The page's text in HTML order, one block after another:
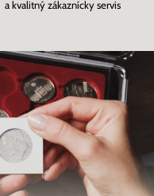
a kvalitný zákaznícky servis